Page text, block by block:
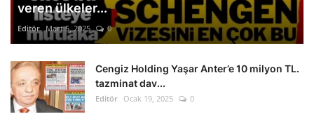
veren ülkeler...
Editör Mart 5, 2025 0
Cengiz Holding Yaşar Anter’e 10 milyon TL.
tazminat dav...
Editör Ocak 19, 2025 0